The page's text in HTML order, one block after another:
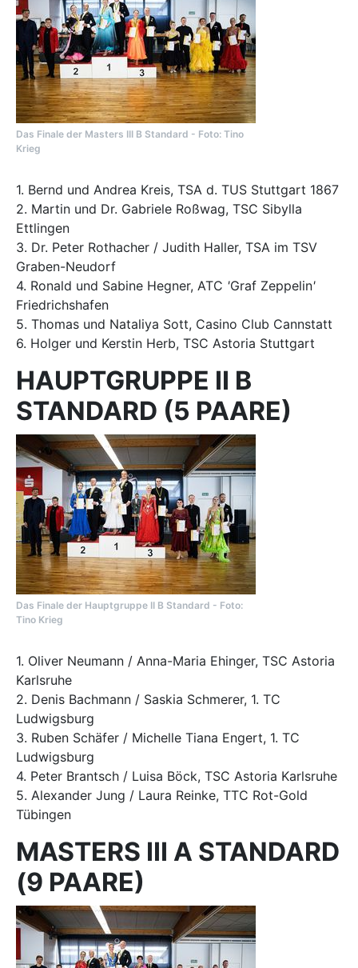
Das Finale der Masters III B Standard - Foto: Tino
Krieg
​​​​​​1. Bernd und Andrea Kreis, TSA d. TUS Stuttgart 1867
2. Martin und Dr. Gabriele Roßwag, TSC Sibylla
Ettlingen
3. Dr. Peter Rothacher / Judith Haller, TSA im TSV
Graben-Neudorf
4. Ronald und Sabine Hegner, ATC 'Graf Zeppelin'
Friedrichshafen
5. Thomas und Nataliya Sott, Casino Club Cannstatt
6. Holger und Kerstin Herb, TSC Astoria Stuttgart
HAUPTGRUPPE II B
STANDARD (5 PAARE)
Das Finale der Hauptgruppe II B Standard - Foto:
Tino Krieg
​​​​​​1. Oliver Neumann / Anna-Maria Ehinger, TSC Astoria
Karlsruhe
2. Denis Bachmann / Saskia Schmerer, 1. TC
Ludwigsburg
3. Ruben Schäfer / Michelle Tiana Engert, 1. TC
Ludwigsburg
4. Peter Brantsch / Luisa Böck, TSC Astoria Karlsruhe
5. Alexander Jung / Laura Reinke, TTC Rot-Gold
Tübingen
MASTERS III A STANDARD
(9 PAARE)